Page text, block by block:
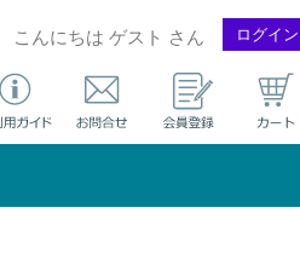
こんにちは ゲスト さん ログイン